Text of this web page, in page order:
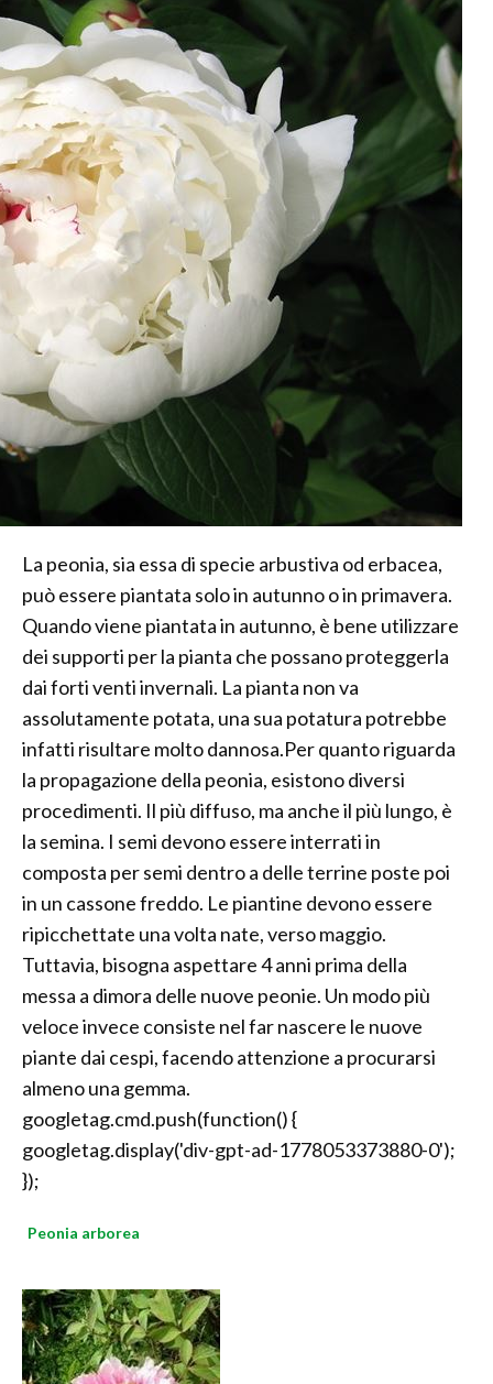
La peonia, sia essa di specie arbustiva od erbacea,
può essere piantata solo in autunno o in primavera.
Quando viene piantata in autunno, è bene utilizzare
dei supporti per la pianta che possano proteggerla
dai forti venti invernali. La pianta non va
assolutamente potata, una sua potatura potrebbe
infatti risultare molto dannosa.Per quanto riguarda
la propagazione della peonia, esistono diversi
procedimenti. Il più diffuso, ma anche il più lungo, è
la semina. I semi devono essere interrati in
composta per semi dentro a delle terrine poste poi
in un cassone freddo. Le piantine devono essere
ripicchettate una volta nate, verso maggio.
Tuttavia, bisogna aspettare 4 anni prima della
messa a dimora delle nuove peonie. Un modo più
veloce invece consiste nel far nascere le nuove
piante dai cespi, facendo attenzione a procurarsi
almeno una gemma.
googletag.cmd.push(function() {
googletag.display('div-gpt-ad-1778053373880-0');
});
Peonia arborea